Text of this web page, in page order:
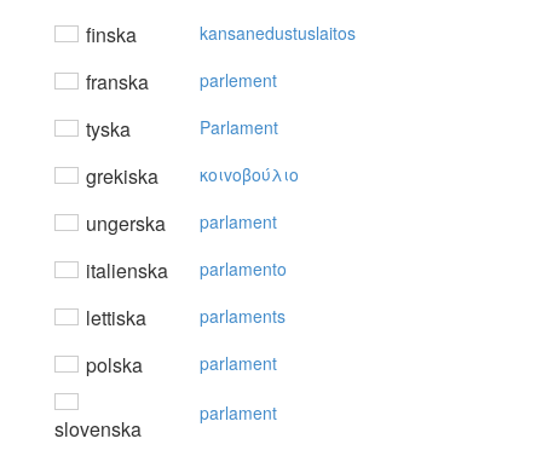
finska kansanedustuslaitos
franska parlement
tyska Parlament
grekiska κoιvoβoύλιo
ungerska parlament
italienska parlamento
lettiska parlaments
polska parlament
slovenska
parlament